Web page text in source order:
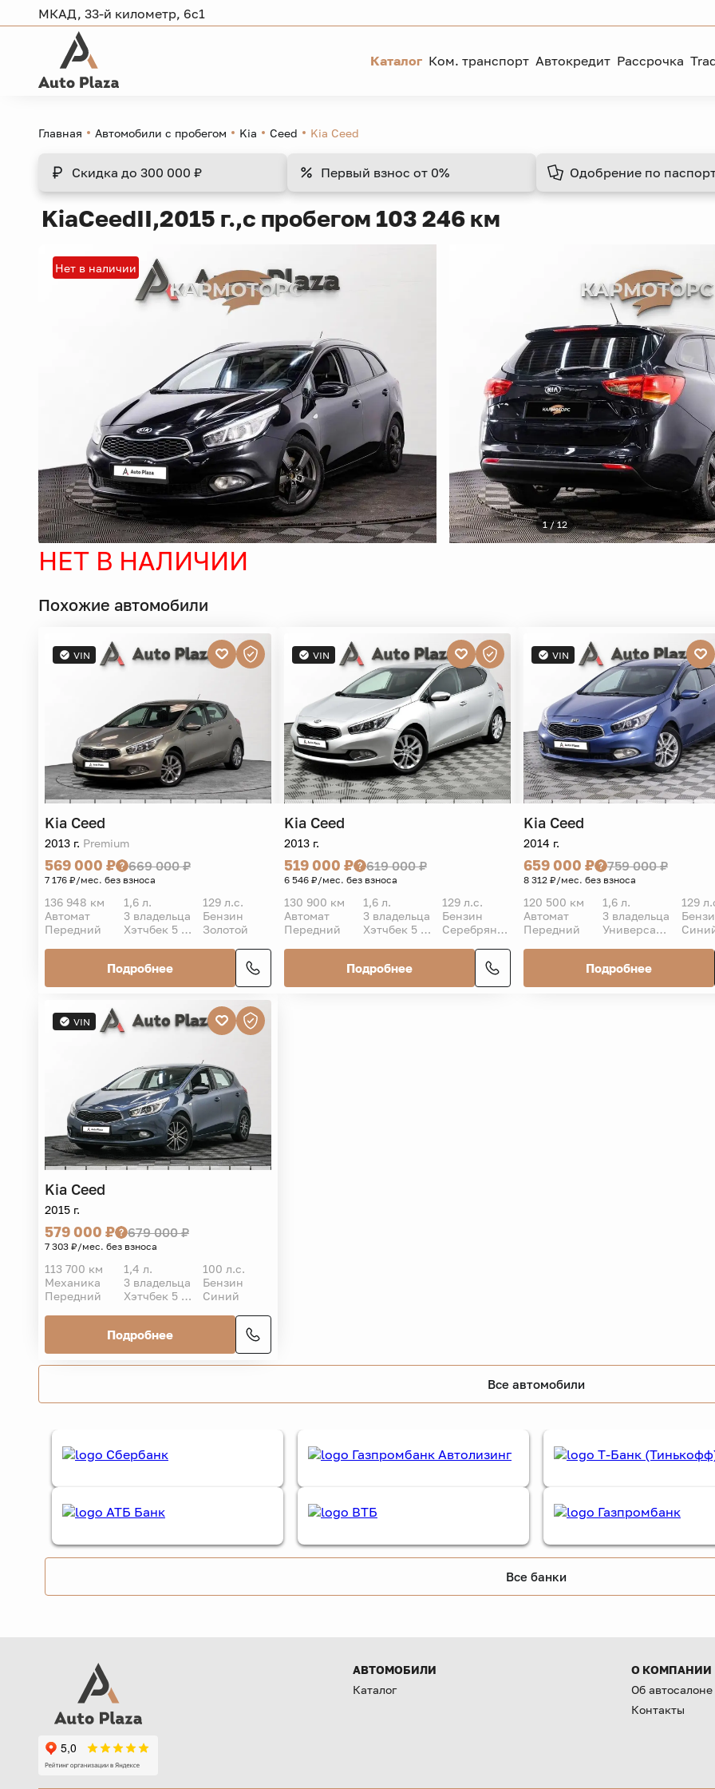
МКАД, 33-й километр, 6с1
Каталог Ком. транспорт Автокредит Рассрочка
Главная Автомобили с пробегом Kia Ceed Kia Ceed
Скидка до 300 000 ₽ Первый взнос от 0% Одобрение по
KiaCeedII,2015 г.,с пробегом 103 246 км
Нет в наличии
1 / 12
НЕТ В НАЛИЧИИ
Похожие автомобили
VIN
Kia Ceed
2013 г. Premium
569 000 ₽ 669 000 ₽
7 176 ₽/мес. без взноса
136 948 км 1,6 л.
129 л.с.
Автомат
3 владельца
Бензин
Передний
Хэтчбек 5 дв. Золотой
Подробнее
VIN
Kia Ceed
2013 г.
519 000 ₽ 619 000 ₽
6 546 ₽/мес. без взноса
130 900 км 1,6 л.
129 л.с.
Автомат
3 владельца
Бензин
Передний
Хэтчбек 5 дв. Серебряный
Подробнее
VIN
Kia Ceed
2014 г.
659 000 ₽ 759 000 ₽
8 312 ₽/мес. без взноса
120 500 км 1,6 л.
129
Автомат
3 владельца
Передний
Универсал 5 дв.
Подробнее
VIN
Kia Ceed
2015 г.
579 000 ₽ 679 000 ₽
7 303 ₽/мес. без взноса
113 700 км 1,4 л.
100 л.с.
Механика
3 владельца
Бензин
Передний
Хэтчбек 5 дв. Синий
Подробнее
Все автомобили
Все банки
АВТОМОБИЛИ
Каталог
О КОМПАНИИ
Об автосалоне
Контакты